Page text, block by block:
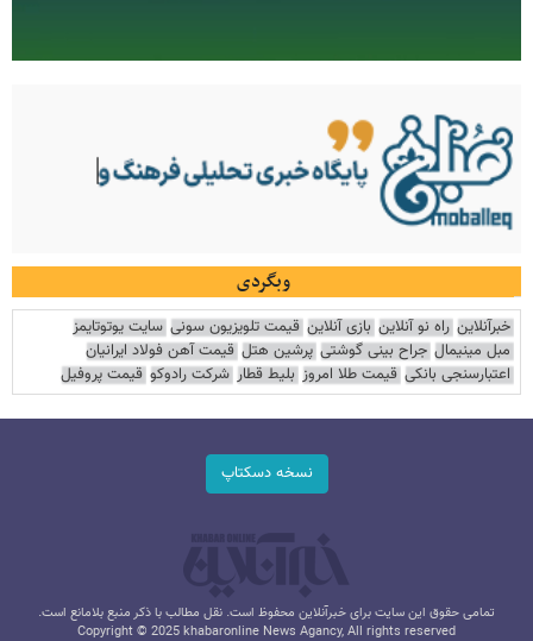
وبگردی
خبرآنلاین راه نو آنلاین بازی آنلاین قیمت تلویزیون سونی سایت یوتوتایمز
مبل مینیمال جراح بینی گوشتی پرشین هتل قیمت آهن فولاد ایرانیان
اعتبارسنجی بانکی قیمت طلا امروز بلیط قطار شرکت رادوکو قیمت پروفیل
نسخه دسکتاپ
تمامی حقوق این سایت برای خبرآنلاین محفوظ است. نقل مطالب با ذکر منبع بلامانع است.
Copyright © 2025 khabaronline News Agancy, All rights reserved